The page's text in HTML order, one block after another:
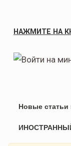
НАЖМИТЕ НА
Новые статьи